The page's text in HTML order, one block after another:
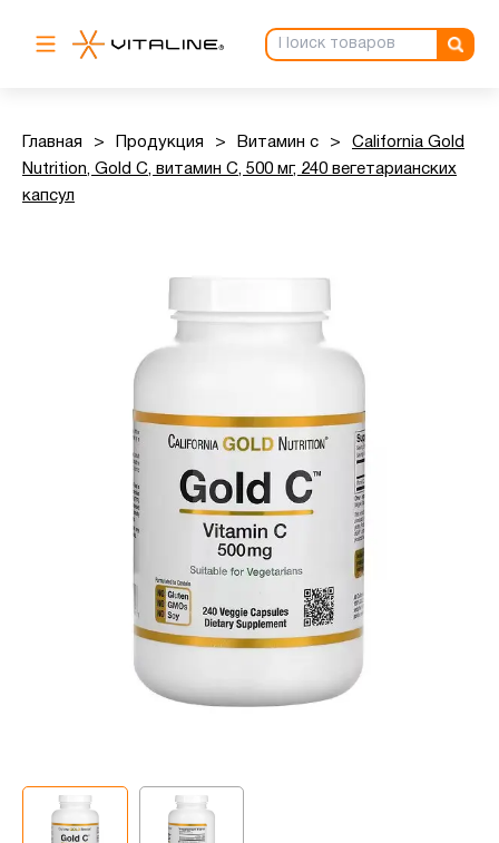
Главная > Продукция > Витамин с >
California Gold
Nutrition, Gold C, витамин C, 500 мг, 240 вегетарианских
капсул